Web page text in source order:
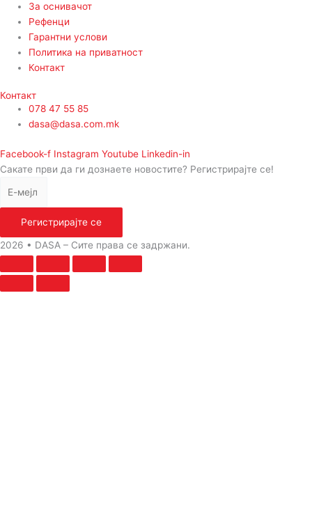
За оснивачот
Рефенци
Гарантни услови
Политика на приватност
Контакт
Контакт
078 47 55 85
dasa@dasa.com.mk
Facebook-f Instagram Youtube Linkedin-in
Сакате први да ги дознаете новостите? Регистрирајте се!
Регистрирајте се
2026 • DASA – Сите права се задржани.